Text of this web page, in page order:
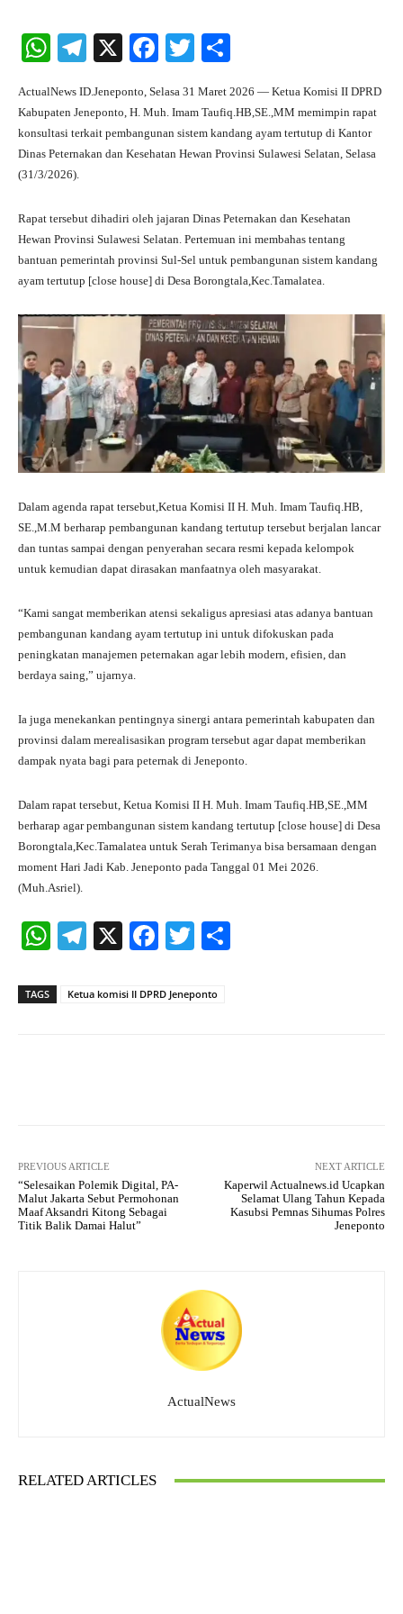
W
ts
A
pp
Te
gr
a
m
X
Fa
bo
ok
T
tte
r
re
ActualNews ID.Jeneponto, Selasa 31 Maret 2026 — Ketua Komisi II DPRD
Kabupaten Jeneponto, H. Muh. Imam Taufiq.HB,SE.,MM memimpin rapat
konsultasi terkait pembangunan sistem kandang ayam tertutup di Kantor
Dinas Peternakan dan Kesehatan Hewan Provinsi Sulawesi Selatan, Selasa
(31/3/2026).
Rapat tersebut dihadiri oleh jajaran Dinas Peternakan dan Kesehatan
Hewan Provinsi Sulawesi Selatan. Pertemuan ini membahas tentang
bantuan pemerintah provinsi Sul-Sel untuk pembangunan sistem kandang
ayam tertutup [close house] di Desa Borongtala,Kec.Tamalatea.
Dalam agenda rapat tersebut,Ketua Komisi II H. Muh. Imam Taufiq.HB,
SE.,M.M berharap pembangunan kandang tertutup tersebut berjalan lancar
dan tuntas sampai dengan penyerahan secara resmi kepada kelompok
untuk kemudian dapat dirasakan manfaatnya oleh masyarakat.
“Kami sangat memberikan atensi sekaligus apresiasi atas adanya bantuan
pembangunan kandang ayam tertutup ini untuk difokuskan pada
peningkatan manajemen peternakan agar lebih modern, efisien, dan
berdaya saing,” ujarnya.
Ia juga menekankan pentingnya sinergi antara pemerintah kabupaten dan
provinsi dalam merealisasikan program tersebut agar dapat memberikan
dampak nyata bagi para peternak di Jeneponto.
Dalam rapat tersebut, Ketua Komisi II H. Muh. Imam Taufiq.HB,SE.,MM
berharap agar pembangunan sistem kandang tertutup [close house] di Desa
Borongtala,Kec.Tamalatea untuk Serah Terimanya bisa bersamaan dengan
moment Hari Jadi Kab. Jeneponto pada Tanggal 01 Mei 2026.
(Muh.Asriel).
W
ts
Te
gr
X
Fa
bo
T
tte
TAGS Ketua komisi II DPRD Jeneponto
PREVIOUS ARTICLE
“Selesaikan Polemik Digital, PA-
Malut Jakarta Sebut Permohonan
Maaf Aksandri Kitong Sebagai
Titik Balik Damai Halut”
NEXT ARTICLE
Kaperwil Actualnews.id Ucapkan
Selamat Ulang Tahun Kepada
Kasubsi Pemnas Sihumas Polres
Jeneponto
ActualNews
RELATED ARTICLES